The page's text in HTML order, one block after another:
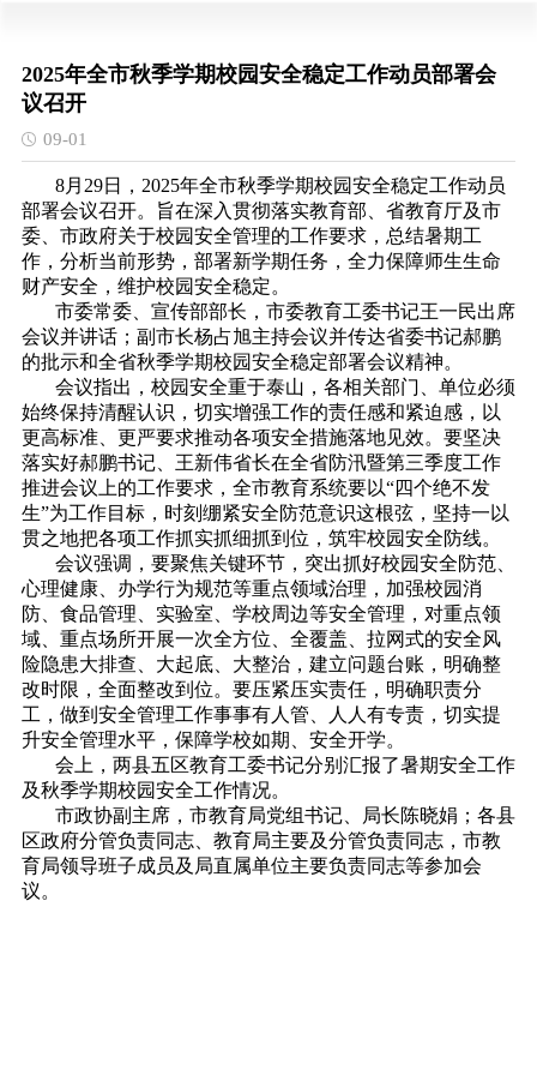
2025年全市秋季学期校园安全稳定工作动员部署会
议召开
09-01
8月29日，2025年全市秋季学期校园安全稳定工作动员
部署会议召开。旨在深入贯彻落实教育部、省教育厅及市
委、市政府关于校园安全管理的工作要求，总结暑期工
作，分析当前形势，部署新学期任务，全力保障师生生命
财产安全，维护校园安全稳定。
市委常委、宣传部部长，市委教育工委书记王一民出席
会议并讲话；副市长杨占旭主持会议并传达省委书记郝鹏
的批示和全省秋季学期校园安全稳定部署会议精神。
会议指出，校园安全重于泰山，各相关部门、单位必须
始终保持清醒认识，切实增强工作的责任感和紧迫感，以
更高标准、更严要求推动各项安全措施落地见效。要坚决
落实好郝鹏书记、王新伟省长在全省防汛暨第三季度工作
推进会议上的工作要求，全市教育系统要以“四个绝不发
生”为工作目标，时刻绷紧安全防范意识这根弦，坚持一以
贯之地把各项工作抓实抓细抓到位，筑牢校园安全防线。
会议强调，要聚焦关键环节，突出抓好校园安全防范、
心理健康、办学行为规范等重点领域治理，加强校园消
防、食品管理、实验室、学校周边等安全管理，对重点领
域、重点场所开展一次全方位、全覆盖、拉网式的安全风
险隐患大排查、大起底、大整治，建立问题台账，明确整
改时限，全面整改到位。要压紧压实责任，明确职责分
工，做到安全管理工作事事有人管、人人有专责，切实提
升安全管理水平，保障学校如期、安全开学。
会上，两县五区教育工委书记分别汇报了暑期安全工作
及秋季学期校园安全工作情况。
市政协副主席，市教育局党组书记、局长陈晓娟；各县
区政府分管负责同志、教育局主要及分管负责同志，市教
育局领导班子成员及局直属单位主要负责同志等参加会
议。